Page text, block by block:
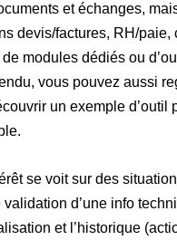
et échanges,
devis/factures, RH/
de modules dédiés ou
vous pouvez aussi
un exemple
se voit sur des
d’une info
et l’historique